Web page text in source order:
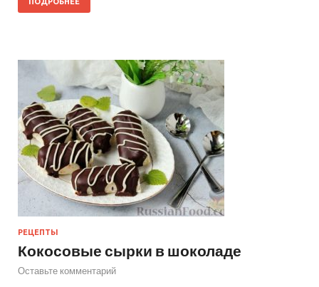
РЕЦЕПТЫ
Кокосовые сырки в шоколаде
Оставьте комментарий